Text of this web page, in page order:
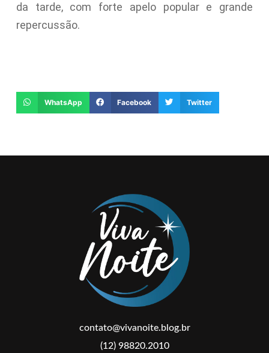
da tarde, com forte apelo popular e grande
repercussão.
WhatsApp Facebook Twitter
contato@vivanoite.blog.br
(12) 98820.2010